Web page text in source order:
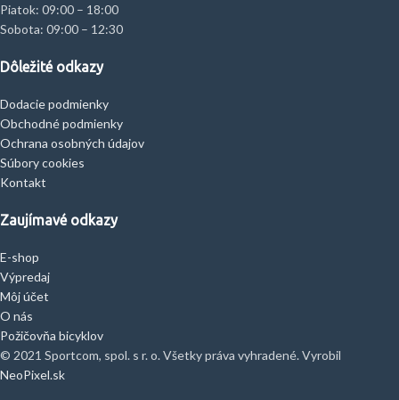
Piatok: 09:00 – 18:00
Sobota: 09:00 – 12:30
Dôležité odkazy
Dodacie podmienky
Obchodné podmienky
Ochrana osobných údajov
Súbory cookies
Kontakt
Zaujímavé odkazy
E-shop
Výpredaj
Môj účet
O nás
Požičovňa bicyklov
© 2021 Sportcom, spol. s r. o. Všetky práva vyhradené. Vyrobil
NeoPixel.sk